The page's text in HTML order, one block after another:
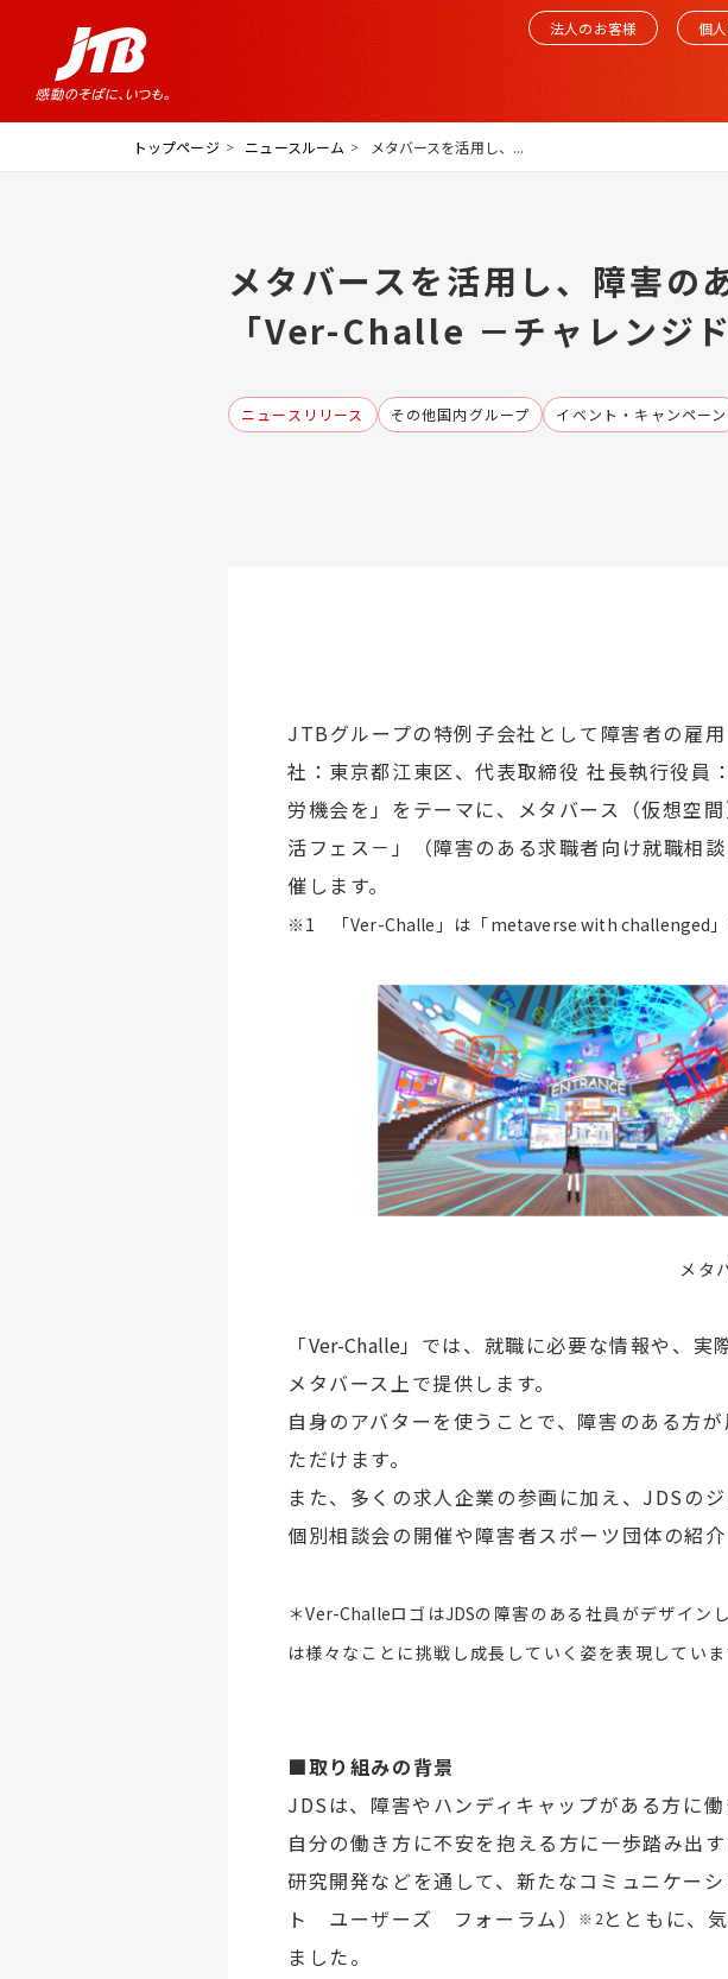
法人のお客様 個
トップページ ニュースルーム メタバースを活用し、...
メタバースを活用し、障害の
「Ver-Challe －チャレンジ
ニュースリリース その他国内グループ イベント・キャンペーン
JTBグループの特例子会社として障害者の雇
社：東京都江東区、代表取締役 社長執行役員
労機会を」をテーマに、メタバース（仮想空
活フェス－」（障害のある求職者向け就職相
催します。
※ 1 「Ver-Challe 」は「metaverse with challenged
メタ
「Ver-Challe」では、就職に必要な情報や、実
メタバース上で提供します。
自身のアバターを使うことで、障害のある方
ただけます。
また、多くの求人企業の参画に加え、JDSの
個別相談会の開催や障害者スポーツ団体の紹介
＊Ver-ChalleロゴはJDSの障害のある社員がデザイン
は様々なことに挑戦し成長していく姿を表現していま
■取り組みの背景
JDSは、障害やハンディキャップがある方に
自分の働き方に不安を抱える方に一歩踏み出
研究開発などを通して、新たなコミュニケー
ト ユーザーズ フォーラム）
※ 2とともに、
ました。